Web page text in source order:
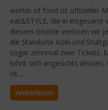
worlds of food ist offizieller
eat&STYLE, die in
diesem Grunde verlosen wir
die Standorte Köln und
sogar zehnmal zwei Tickets.
lohnt sich angesichts
ist....
Weiterlesen